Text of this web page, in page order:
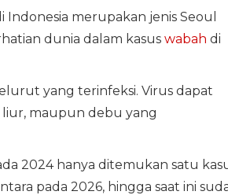
merupakan jenis Seoul
dunia dalam kasus wabah di
yang terinfeksi. Virus dapat
liur, maupun debu yang
2024 hanya ditemukan satu
pada 2026, hingga saat ini